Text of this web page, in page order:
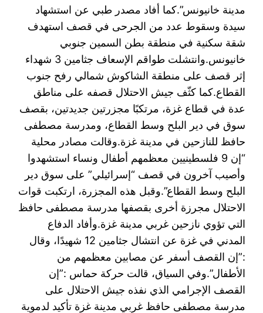
مدينة خانيونس”.‎كما أفاد مصدر طبي عن استشهاد
سيدة وسقوط عدد من الجرحى في قصف استهدف
شقة سكنية في منطقة بطن السمين جنوبي
خانيونس.‎وانتشلت طواقم الإسعاف جثامين 3 شهداء
إثر قصف على منطقة الشاكوش شمالي رفح جنوب
القطاع.‎كما كثّف جيش الاحتلال قصفه على مناطق
عدة في قطاع غزة، مرتكبًا مجزرتين جديدتين، بقصف
سوق في دير البلح وسط القطاع، ومدرسة مصطفى
حافظ للنازحين في مدينة غزة.‎وقالت مصادر محلية
“إن 9 فلسطينيين معظمهم أطفال ونساء استشهدوا
وأصيب آخرون في قصف “إسرائيلي” على سوق دير
البلح وسط القطاع”.‎وقبل هذه المجزرة، ارتكبت قوات
الاحتلال مجرزة أخرى بقصفها مدرسة مصطفى حافظ
التي تؤوي نازحين غربي مدينة غزة.‎وأفاد الدفاع
المدني في غزة عن انتشال جثامين 12 شهيدًا، وقال
:”إن القصف أسفر عن مصابين معظمهم من
الأطفال”.وفي السياق، قالت حركة حماس :”إن
القصف الإجرامي الذي نفذه جيش الاحتلال على
مدرسة مصطفى حافظ غربي مدينة غزة تأكيد لدموية